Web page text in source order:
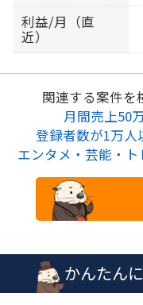
利益/月（直
近）
関連する案件を
月間売上50
登録者数が1万人
エンタメ・芸能・ト
かんたん